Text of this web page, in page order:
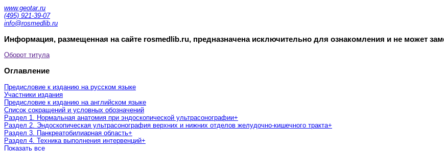
www.geotar.ru
(495) 921-39-07
info@rosmedlib.ru
Информация, размещенная на сайте rosmedlib.ru, предназначена исключительно для ознакомления и не может
Оборот титула
Оглавление
Предисловие к изданию на русском языке
Участники издания
Предисловие к изданию на английском языке
Список сокращений и условных обозначений
Раздел 1. Нормальная анатомия при эндоскопической ультрасонографии+
Раздел 2. Эндоскопическая ультрасонография верхних и нижних отделов желудочно-кишечного тракта+
Раздел 3. Панкреатобилиарная область+
Раздел 4. Техника выполнения интервенций+
Показать все